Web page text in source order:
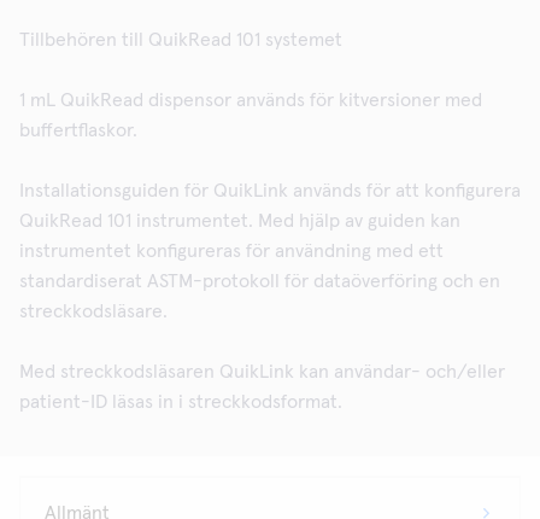
Tillbehören till QuikRead 101 systemet
1 mL QuikRead dispensor används för kitversioner med
buffertflaskor.
Installationsguiden för QuikLink används för att konfigurera
QuikRead 101 instrumentet. Med hjälp av guiden kan
instrumentet konfigureras för användning med ett
standardiserat ASTM-protokoll för dataöverföring och en
streckkodsläsare.
Med streckkodsläsaren QuikLink kan användar- och/eller
patient-ID läsas in i streckkodsformat.